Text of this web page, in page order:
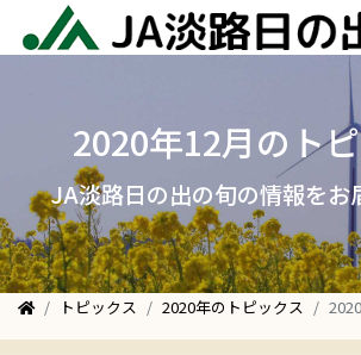
2020年12月のト
JA淡路日の出の旬の情報をお
トピックス 2020年のトピックス